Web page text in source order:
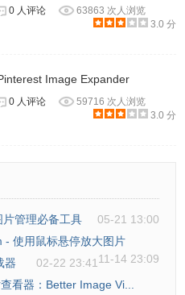
0 人评论
63863 次人浏览
3.0 分
Image Expander
0 人评论
59716 次人浏览
3.0 分
片管理必备工具
05-21 13:00
- 使用鼠标悬停放大图片
11-14 23:09
器
02-22 23:41
看器：Better Image Vi...